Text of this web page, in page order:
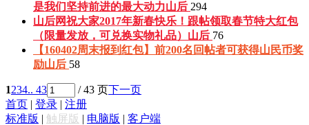
是我们坚持前进的最大动力山后 294
山后网祝大家2017年新春快乐！跟帖领取春节特大红包
（限量发放，可兑换实物礼品） 山后 76
【160402周末报到红包】前200名回帖者可获得山民币奖
励山后 58
1234.. 43 / 43 页下一页
首页 | 登录 | 注册
标准版 | 触屏版 | 电脑版 | 客户端